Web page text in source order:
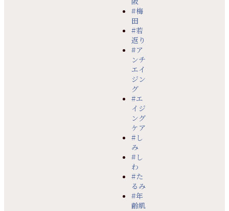
#梅
田
#若
返り
#ア
ンチ
エイ
ジン
グ
#エ
イジ
ング
ケア
#し
み
#し
わ
#た
るみ
#年
齢肌